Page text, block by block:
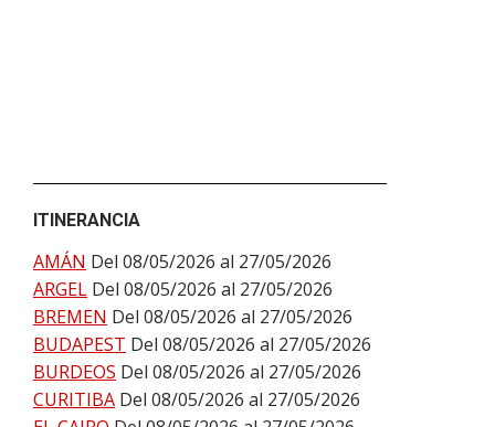
ITINERANCIA
AMÁN Del 08/05/2026 al 27/05/2026
ARGEL Del 08/05/2026 al 27/05/2026
BREMEN Del 08/05/2026 al 27/05/2026
BUDAPEST Del 08/05/2026 al 27/05/2026
BURDEOS Del 08/05/2026 al 27/05/2026
CURITIBA Del 08/05/2026 al 27/05/2026